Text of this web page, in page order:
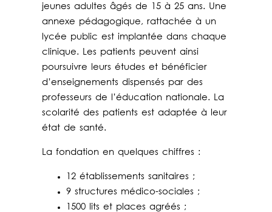
jeunes adultes âgés de 15 à 25 ans. Une
annexe pédagogique, rattachée à un
lycée public est implantée dans chaque
clinique. Les patients peuvent ainsi
poursuivre leurs études et bénéficier
d’enseignements dispensés par des
professeurs de l’éducation nationale. La
scolarité des patients est adaptée à leur
état de santé.
La fondation en quelques chiffres :
12 établissements sanitaires ;
9 structures médico-sociales ;
1500 lits et places agréés ;